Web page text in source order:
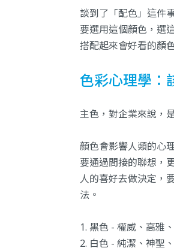
談到了「配色」這件
要選用這個顏色，選
搭配起來會好看的顏
色彩心理學：
主色，對企業來說，
顏色會影響人類的心
要通過間接的聯想，
人的喜好去做決定，
法。
1. 黑色 - 權威、高雅
2. 白色 - 純潔、神聖